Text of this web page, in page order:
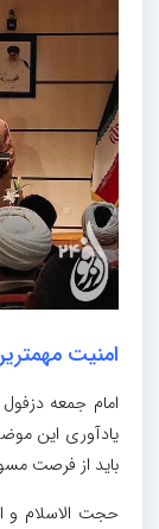
امنیت
امام جمعه
یادآوری این
باید از فرصت
حجت الاسلام و